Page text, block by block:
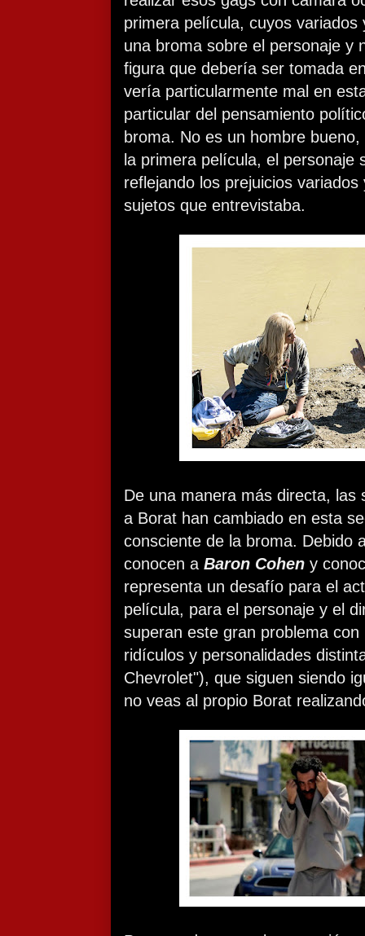
primera película, cuyos
una broma sobre el personaje y
figura que debería ser tomada
vería particularmente mal en
particular del pensamiento
broma. No es un hombre
la primera película, el personaje
reflejando los prejuicios
sujetos que entrevistaba.
De una manera más directa, las
a Borat han cambiado en esta
consciente de la broma. Debido
conocen a Baron Cohen y
representa un desafío para el
película, para el personaje y el
superan este gran problema
ridículos y personalidades
Chevrolet"), que siguen siendo
no veas al propio Borat